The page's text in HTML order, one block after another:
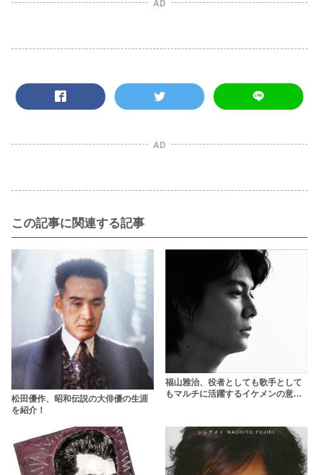
AD
AD
この記事に関連する記事
松田優作、昭和伝説の大俳優の生涯
を紹介！
福山雅治、役者としても歌手として
もマルチに活躍するイケメンの意外